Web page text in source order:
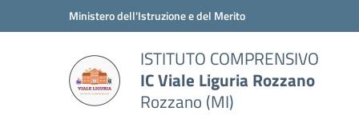
Vai ai contenuti
Vai al menu di navigazioneMinistero dell'Istruzione e del Merito
ISTITUTO COMPRENSIVO
IC Viale Liguria Rozzano
Rozzano (MI)